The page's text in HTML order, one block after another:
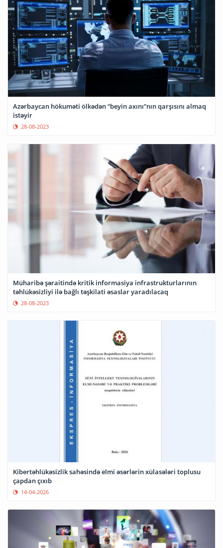
Azərbaycan hökuməti ölkədən “beyin axını”nın qarşısını almaq
istəyir
28-08-2023
Müharibə şəraitində kritik informasiya infrastrukturlarının
təhlükəsizliyi ilə bağlı təşkilati əsaslar yaradılacaq
28-08-2023
Kibertəhlükəsizlik sahəsində elmi əsərlərin xülasələri toplusu
çapdan çıxıb
14-04-2026